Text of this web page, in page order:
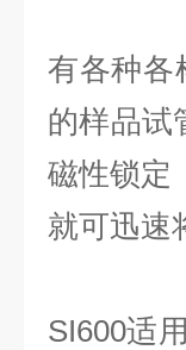
有各种各
的样品试
磁性锁定
就可迅速
SI600适